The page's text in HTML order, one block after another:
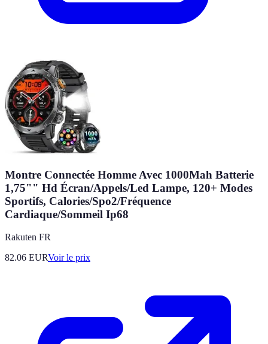
Montre Connectée Homme Avec 1000Mah Batterie
1,75"" Hd Écran/Appels/Led Lampe, 120+ Modes
Sportifs, Calories/Spo2/Fréquence
Cardiaque/Sommeil Ip68
Rakuten FR
82.06 EURVoir le prix